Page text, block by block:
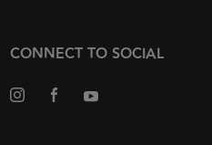
CONNECT TO SOCIAL